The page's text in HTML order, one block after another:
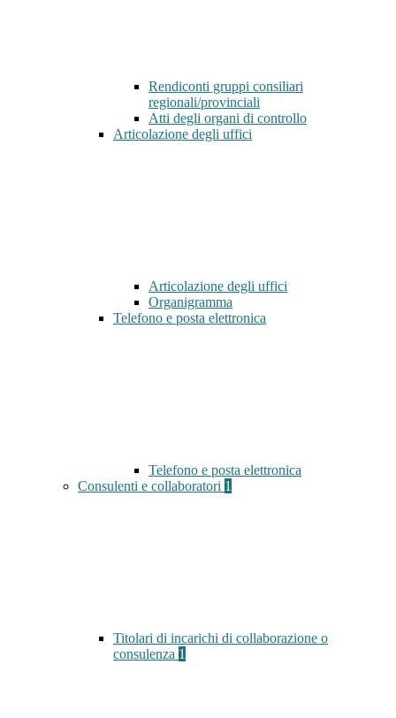
Rendiconti gruppi consiliari
regionali/provinciali
Atti degli organi di controllo
Articolazione degli uffici
Articolazione degli uffici
Organigramma
Telefono e posta elettronica
Telefono e posta elettronica
Consulenti e collaboratori 1
Titolari di incarichi di collaborazione o
consulenza 1